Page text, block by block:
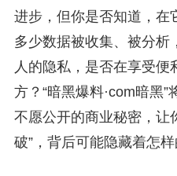
进步，但你是否知道，在
多少数据被收集、被分析
人的隐私，是否在享受便
方？“暗黑爆料·com暗黑
不愿公开的商业秘密，让
破”，背后可能隐藏着怎